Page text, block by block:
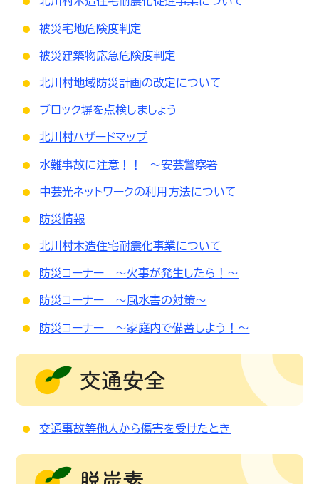
被災宅地危険度判定
被災建築物応急危険度判定
北川村地域防災計画の改定について
ブロック塀を点検しましょう
北川村ハザードマップ
水難事故に注意！！ ～安芸警察署
中芸光ネットワークの利用方法について
防災情報
北川村木造住宅耐震化事業について
防災コーナー ～火事が発生したら！～
防災コーナー ～風水害の対策～
防災コーナー ～家庭内で備蓄しよう！～
交通安全
交通事故等他人から傷害を受けたとき